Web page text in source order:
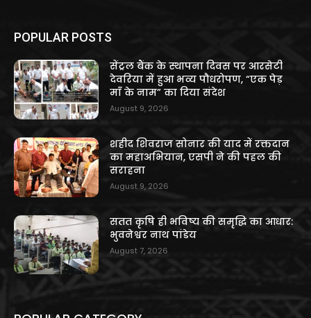
POPULAR POSTS
सेंट्रल बैंक के स्थापना दिवस पर आरसेटी
देवरिया में हुआ भव्य पौधरोपण, “एक पेड़
माँ के नाम” का दिया संदेश
August 9, 2026
शहीद शिवराज सोनार की याद में रक्तदान
का महाअभियान, एसपी ने की पहल की
सराहना
August 9, 2026
सतत कृषि ही भविष्य की समृद्धि का आधार:
भुवनेश्वर नाथ पांडेय
August 7, 2026